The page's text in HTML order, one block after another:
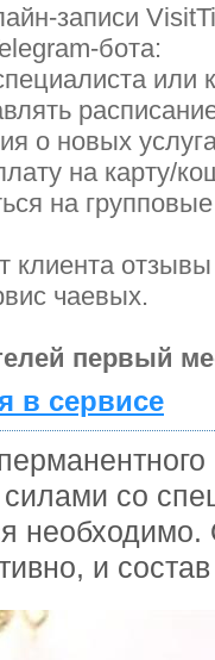
записи
бота:
или
о новых
на карту/
на
отзывы
чаевых.
первый
в сервисе
со
и